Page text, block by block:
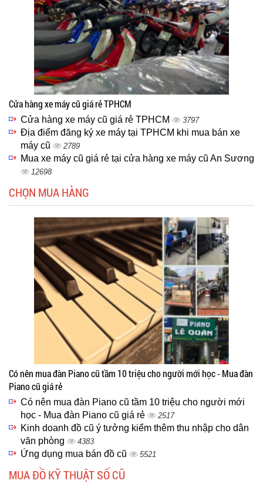
Cửa hàng xe máy cũ giá rẻ TPHCM
Cửa hàng xe máy cũ giá rẻ TPHCM 3797
Địa điểm đăng ký xe máy tại TPHCM khi mua bán xe
máy cũ
2789
Mua xe máy cũ giá rẻ tại cửa hàng xe máy cũ An Sương
12698
CHỌN MUA HÀNG
Có nên mua đàn Piano cũ tầm 10 triệu cho người mới học - Mua đàn
Piano cũ giá rẻ
Có nên mua đàn Piano cũ tầm 10 triệu cho người mới
học - Mua đàn Piano cũ giá rẻ
2517
Kinh doanh đồ cũ ý tưởng kiểm thêm thu nhập cho dân
văn phòng
4383
Ứng dụng mua bán đồ cũ 5521
MUA ĐỒ KỸ THUẬT SỐ CŨ